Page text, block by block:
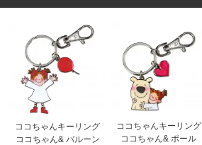
ココちゃんキーリング
ココちゃん& バルーン
ココちゃんキーリング
ココちゃん& ポール